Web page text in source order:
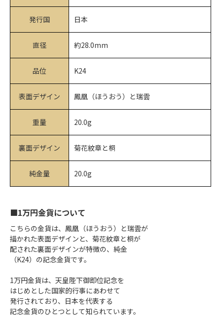
発行国 日本
直径 約28.0mm
品位 K24
表面デザイン 鳳凰（ほうおう）と瑞雲
重量 20.0g
裏面デザイン 菊花紋章と桐
純金量 20.0g
■1万円金貨について
こちらの金貨は、鳳凰（ほうおう）と瑞雲が
描かれた表面デザインと、菊花紋章と桐が
配された裏面デザインが特徴の、純金
（K24）の記念金貨です。
1万円金貨は、天皇陛下御即位記念を
はじめとした国家的行事にあわせて
発行されており、日本を代表する
記念金貨のひとつとして知られています。